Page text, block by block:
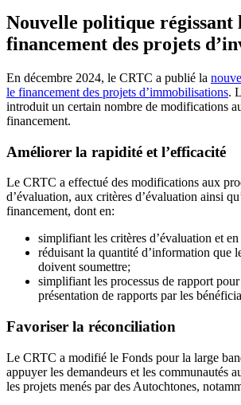
Nouvelle politique régissant
financement des projets
En décembre 2024, le CRTC a publié la
le financement des projets d’immobilisations.
introduit un certain nombre de modifications
financement.
Améliorer la rapidité et l’efficacité
Le CRTC a effectué des modifications aux
d’évaluation, aux critères d’évaluation ainsi
financement, dont en:
simplifiant les critères d’évaluation et
réduisant la quantité d’information que
doivent soumettre;
simplifiant les processus de rapport
présentation de rapports par les
Favoriser la réconciliation
Le CRTC a modifié le Fonds pour la large
appuyer les demandeurs et les communautés
les projets menés par des Autochtones,